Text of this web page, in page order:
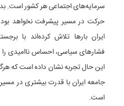
سرمایه‌های اجتماعی هر کشور است.
حرکت در مسیر پیشرفت نخواهد
ایران بارها تلاش کرده‌اند با
فشارهای سیاسی، احساس ناامیدی
این حال تجربه نشان داده است که
جامعه ایران با قدرت بیشتری در
است.